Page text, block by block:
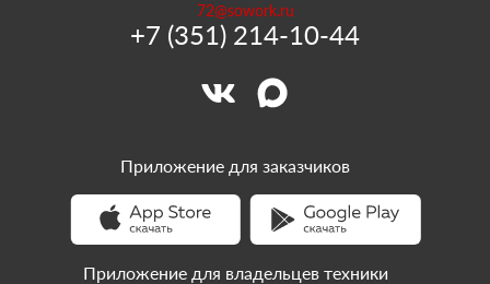
72@sowork.ru
+7 (351) 214-10-44
Приложение для заказчиков
Приложение для владельцев техники